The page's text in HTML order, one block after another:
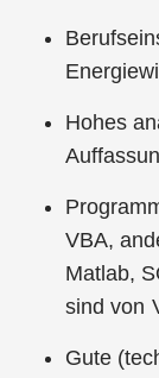
Hohes
VBA,
Matlab,
sind von
Gute